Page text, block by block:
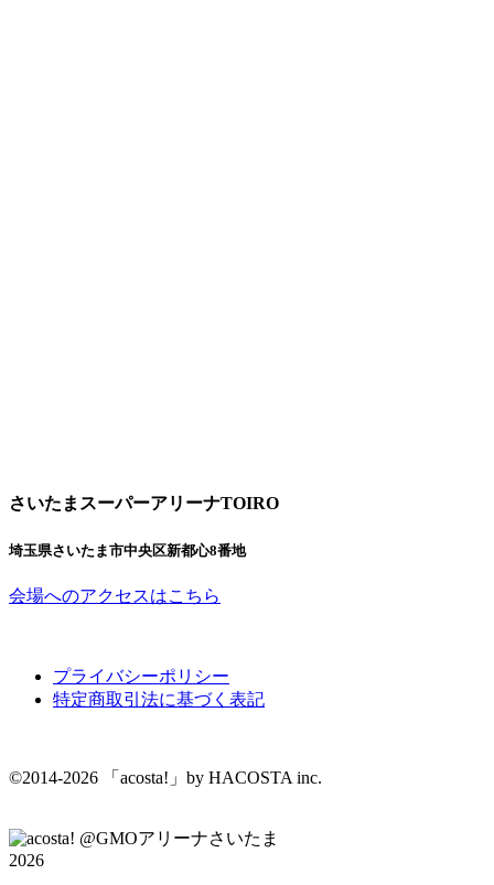
さいたまスーパーアリーナTOIRO
埼玉県さいたま市中央区新都心8番地
会場へのアクセスはこちら
プライバシーポリシー
特定商取引法に基づく表記
©2014-2026 「acosta!」by HACOSTA inc.
@GMOアリーナさいたま
2026